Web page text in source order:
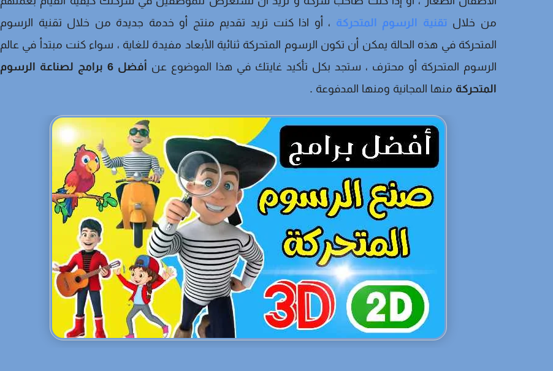
من خلال تقنية الرسوم المتحركة ، أو اذا كنت تريد تقديم منتج أو خدمة جديدة من خلال تقنية الرسوم
المتحركة في هذه الحالة يمكن أن تكون الرسوم المتحركة ثنائية الأبعاد مفيدة للغاية ، سواء كنت مبتدأ في عالم
الرسوم المتحركة أو محترف ، ستجد بكل تأكيد غايتك في هذا الموضوع عن
أفضل 6 برامج لصناعة الرسوم
المتحركة منها المجانية ومنها المدفوعة .